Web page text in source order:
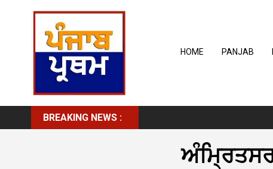
HOME PANJAB
BREAKING NEWS :
ਅੰਮ੍ਰਿਤਸਰ